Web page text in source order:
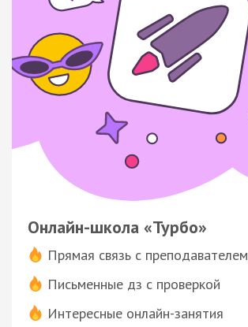
Онлайн-школа «Турбо»
Прямая связь с преподавателем
Письменные дз с проверкой
Интересные онлайн-занятия